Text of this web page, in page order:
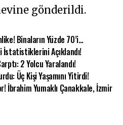
gönderildi.
Binaların Yüzde 70’i…
İstatistiklerini Açıklandı!
2 Yolcu Yaralandı!
Üç Kişi Yaşamını Yitirdi!
İbrahim Yumaklı Çanakkale, İzmir